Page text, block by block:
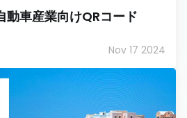
動車産業向けQRコード
Nov 17 2024